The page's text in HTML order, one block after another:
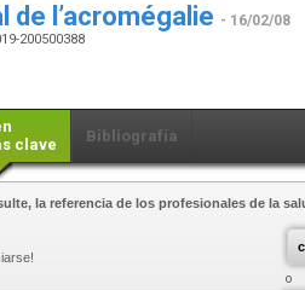
l’acromégalie - 16/02/08
200500388
clave
Bibliografía
la referencia de los profesionales de la